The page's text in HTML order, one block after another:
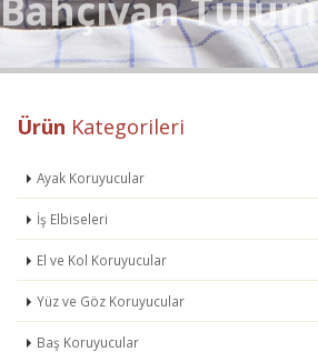
Bahçıvan Tulum
Ürün Kategorileri
Ayak Koruyucular
İş Elbiseleri
El ve Kol Koruyucular
Yüz ve Göz Koruyucular
Baş Koruyucular